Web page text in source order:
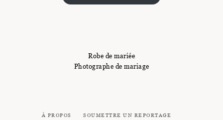
Robe de mariée
Photographe de mariage
À PROPOS
SOUMETTRE UN REPORTAGE